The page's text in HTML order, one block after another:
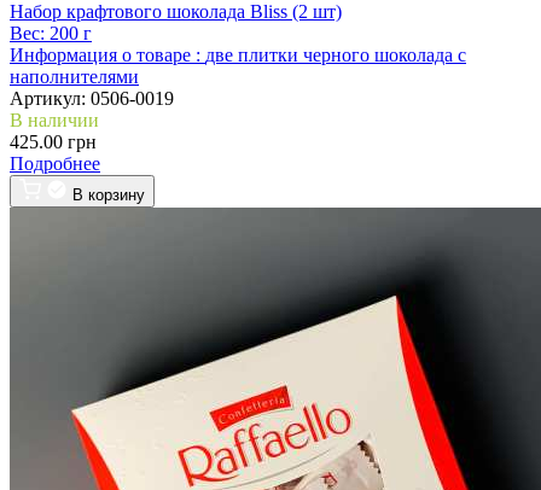
Набор крафтового шоколада Bliss (2 шт)
Вес: 200 г
Информация о товаре : две плитки черного шоколада с
наполнителями
Артикул: 0506-0019
В наличии
425.00 грн
Подробнее
В корзину